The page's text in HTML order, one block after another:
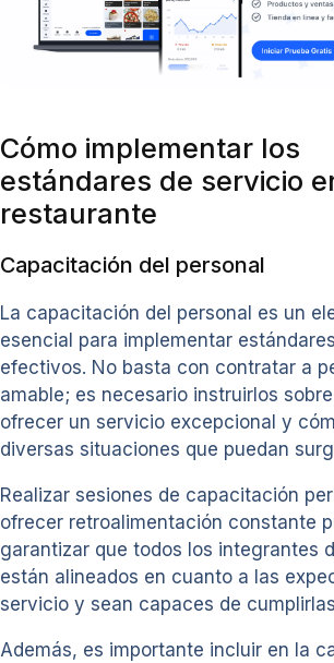
Cómo implementar los
estándares de servicio
restaurante
Capacitación del personal
La capacitación del personal es un
esencial para implementar
efectivos. No basta con contratar a
amable; es necesario instruirlos
ofrecer un servicio excepcional y
diversas situaciones que puedan
Realizar sesiones de capacitación
ofrecer retroalimentación constante
garantizar que todos los integrantes
están alineados en cuanto a las
servicio y sean capaces de
Además, es importante incluir en la